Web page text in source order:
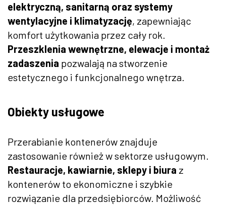
elektryczną, sanitarną oraz systemy
wentylacyjne i klimatyzację, zapewniając
komfort użytkowania przez cały rok.
Przeszklenia wewnętrzne, elewacje i montaż
zadaszenia pozwalają na stworzenie
estetycznego i funkcjonalnego wnętrza.
Obiekty usługowe
Przerabianie kontenerów znajduje
zastosowanie również w sektorze usługowym.
Restauracje, kawiarnie, sklepy i biura z
kontenerów to ekonomiczne i szybkie
rozwiązanie dla przedsiębiorców. Możliwość